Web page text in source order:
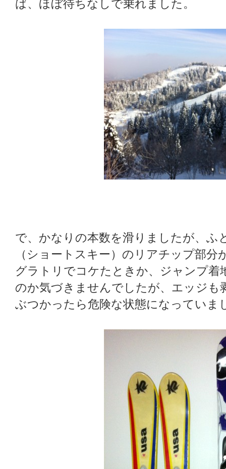
ば、ほぼ待ちなしで乗れました。
で、かなりの本数を滑りましたが、ふ
（ショートスキー）のリアチップ部分
グラトリでコケたときか、ジャンプ着
のか気づきませんでしたが、エッジも
ぶつかったら危険な状態になっていま